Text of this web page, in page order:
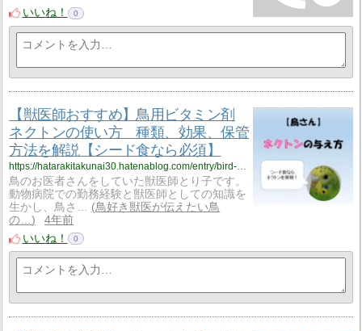
いいね！
0
【獣医師おすすめ】鳥用ビタミン剤
ネクトンの使い方 種類、効果、保管
方法を解説【シード食なら必須】
https://hatarakitakunai30.hatenablog.com/entry/bird-nekton
鳥のお医者さんをしていた獣医師とり子です。
動物病院での勤務経験と獣医師としての知識を
生かし、鳥さ…
鳥好き獣医が伝えたい鳥
の…
4年前
いいね！
0